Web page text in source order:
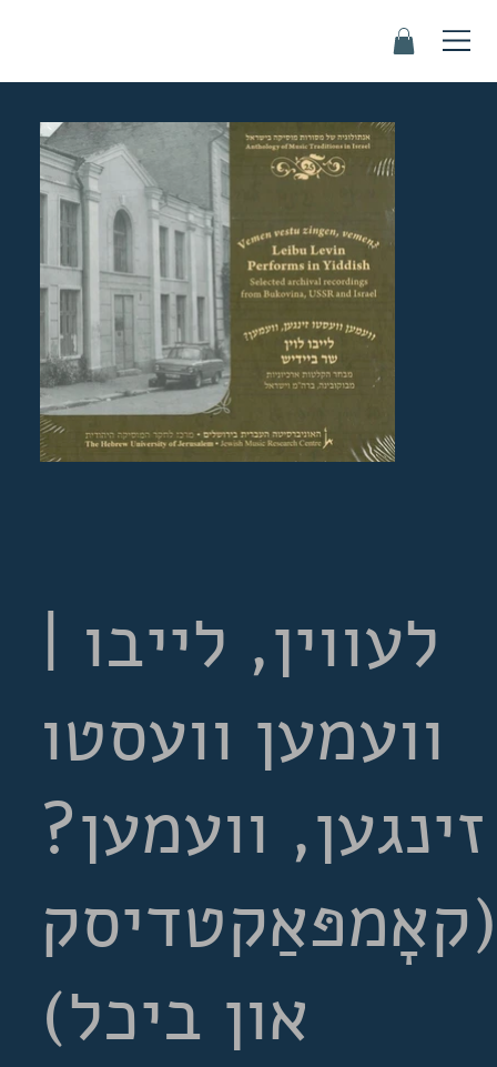
לעווין, לייבו |
וועמען וועסטו
זינגען, וועמען?
און ביכל)